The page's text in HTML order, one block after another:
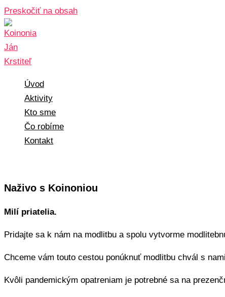
Preskočiť na obsah
Úvod
Aktivity
Kto sme
Čo robíme
Kontakt
Naživo s Koinoniou
Milí priatelia.
Pridajte sa k nám na modlitbu a spolu vytvorme
Chceme vám touto cestou ponúknuť modlitbu chvál s
Kvôli pandemickým opatreniam je potrebné sa na